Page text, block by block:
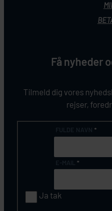
Få nyheder
Tilmeld dig vores
rejser,
*
*
Ja tak